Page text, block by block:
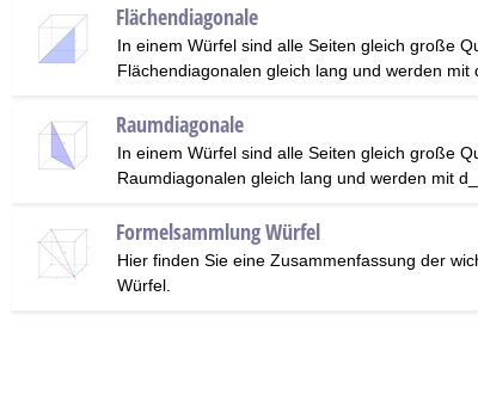
Flächendiagonale
In einem Würfel sind alle Seiten gleich große
Flächendiagonalen gleich lang und werden mit
Raumdiagonale
In einem Würfel sind alle Seiten gleich große
Raumdiagonalen gleich lang und werden mit
Formelsammlung Würfel
Hier finden Sie eine Zusammenfassung der
Würfel.